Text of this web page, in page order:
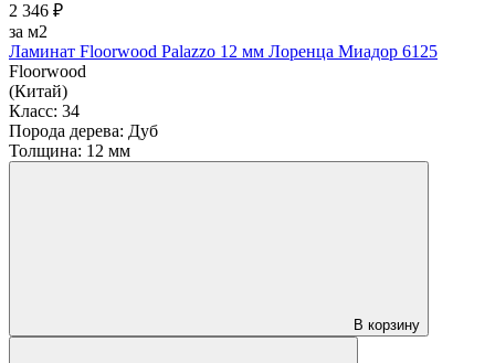
2 346 ₽
за м2
Ламинат Floorwood Palazzo 12 мм Лоренца Миадор 6125
Floorwood
(Китай)
Класс: 34
Порода дерева: Дуб
Толщина: 12 мм
В корзину